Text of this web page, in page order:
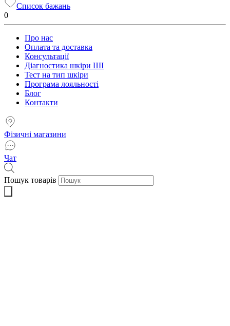
Список бажань
0
Про нас
Оплата та доставка
Консультації
Діагностика шкіри ШІ
Тест на тип шкіри
Програма лояльності
Блог
Контакти
Фізичні магазини
Чат
Пошук товарів